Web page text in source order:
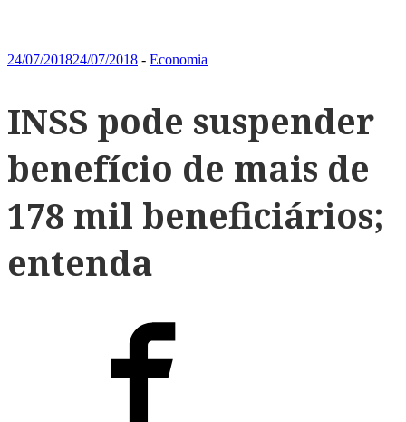
24/07/201824/07/2018 - Economia
INSS pode suspender
benefício de mais de
178 mil beneficiários;
entenda